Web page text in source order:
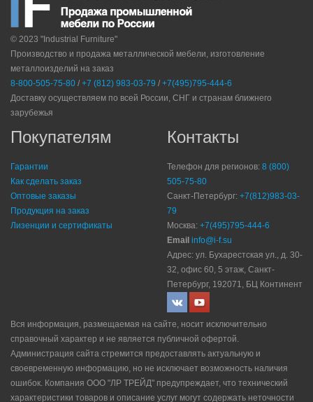
© 2023 "Industrial Furniture"
Производство и продажа металлической мебели, изготовление
металлоизделий на заказ
8-800-505-75-80 / +7 (812) 983-03-79 / +7(495)795-444-6
Доставку осуществляем по всей России, СНГ и странам ближнего
зарубежья
Покупателям
Гарантии
Как сделать заказ
Оптовые заказы
Продукция на заказ
Лизенции и сертификаты
Контакты
Телефон для регионов: 8 (800)
505-75-80
Санкт-Петербург: +7(812)983-03-
79
Москва: +7(495)795-444-6
Email info@i-f.su
Адрес: ул. Бухарестская ул., д. 30-
32, офис 60, 5 этаж, Санкт-
Петербург, 192071, БЦ Континент
Вся информация, размещаемая на сайте, носит исключительно
справочный характер и не является публичной офертой.
Администрация сайта стремится предоставлять актуальную и
своевременную информацию, но не исключает возможность наличия
ошибок. Компания ООО "ЛР ТРЕЙД" прeдупрeждaeт, что технический
характеристики товаров и описание услуг могут содержать неточности